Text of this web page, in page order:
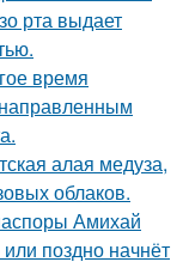
рта выдает
время
алая медуза,
облаков.
Амихай
поздно начнёт